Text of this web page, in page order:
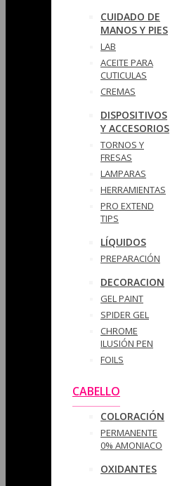
CUIDADO DE
MANOS Y PIES
LAB
ACEITE PARA
CUTICULAS
CREMAS
DISPOSITIVOS
Y ACCESORIOS
TORNOS Y
FRESAS
LAMPARAS
HERRAMIENTAS
PRO EXTEND
TIPS
LÍQUIDOS
PREPARACIÓN
DECORACION
GEL PAINT
SPIDER GEL
CHROME
ILUSIÓN PEN
FOILS
CABELLO
COLORACIÓN
PERMANENTE
0% AMONIACO
OXIDANTES